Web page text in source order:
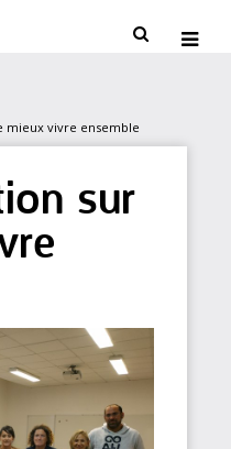
 
mieux vivre ensemble
sur